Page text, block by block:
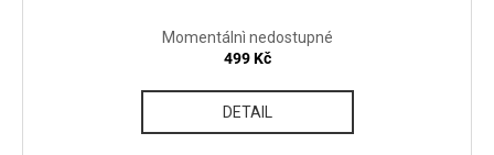
Momentálnì nedostupné
499 Kč
DETAIL